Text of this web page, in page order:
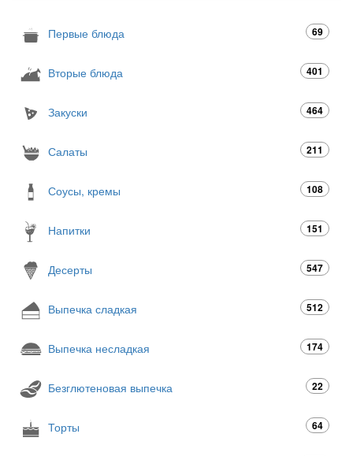
Первые блюда 69
Вторые блюда 401
Закуски 464
Салаты 211
Соусы, кремы 108
Напитки 151
Десерты 547
Выпечка сладкая 512
Выпечка несладкая 174
Безглютеновая выпечка 22
Торты 64